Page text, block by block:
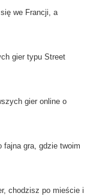
we Francji, a
gier typu Street
gier online o
fajna gra, gdzie twoim
chodzisz po mieście i